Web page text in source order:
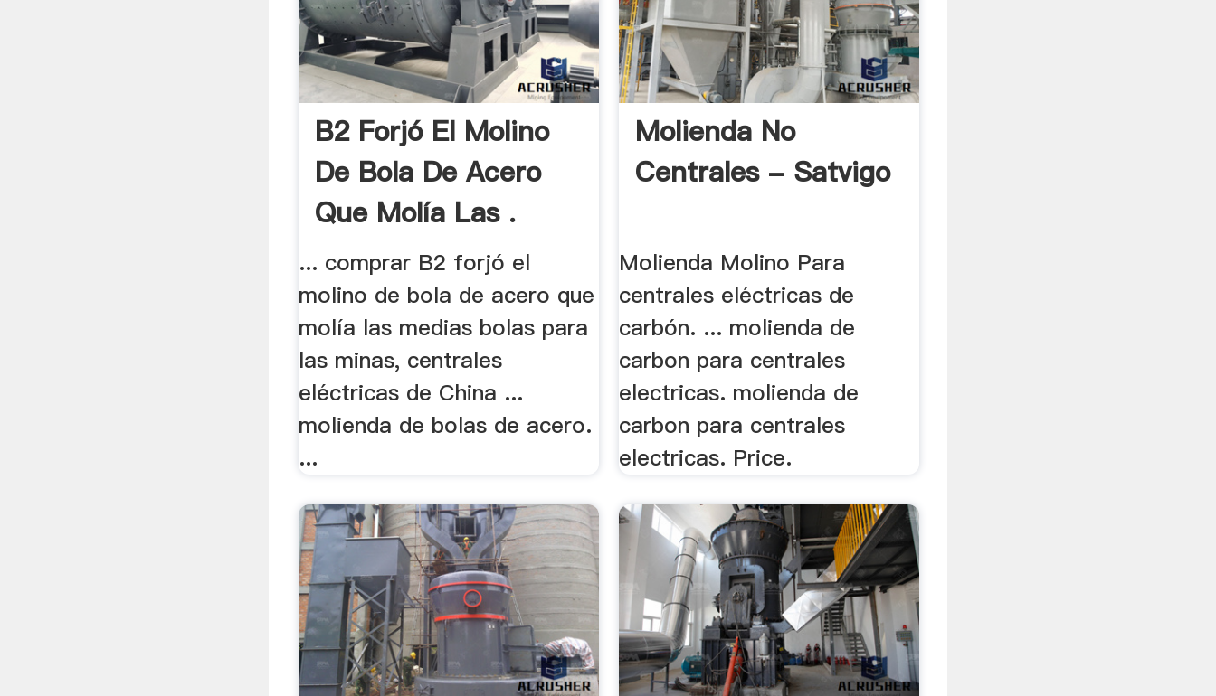
B2 Forjó El Molino
De Bola De Acero
Que Molía Las .
... comprar B2 forjó el
molino de bola de acero que
molía las medias bolas para
las minas, centrales
eléctricas de China ...
molienda de bolas de acero.
...
Molienda No
Centrales - Satvigo
Molienda Molino Para
centrales eléctricas de
carbón. ... molienda de
carbon para centrales
electricas. molienda de
carbon para centrales
electricas. Price.